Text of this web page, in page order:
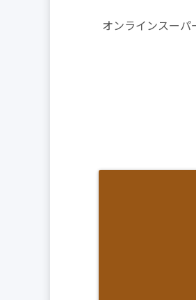
オンラインスー